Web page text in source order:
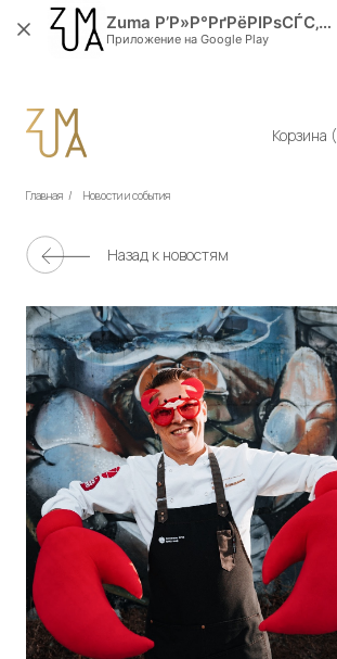
Корзина (
Главная / Новости и события
Назад к новостям
Zuma Р’Р»Р°РґРёРІРѕСЃС‚РѕРє
Приложение на Google Play